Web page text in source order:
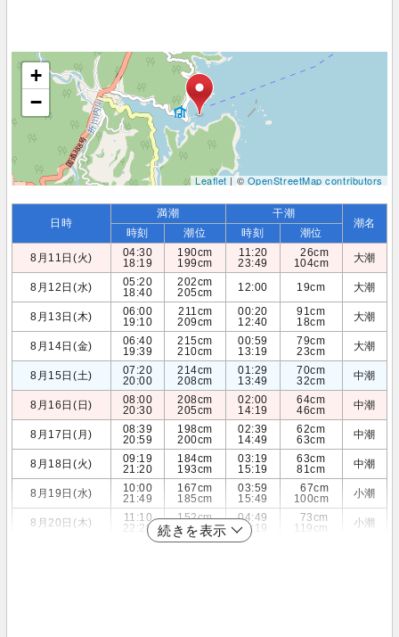
+
−
Leaflet| ©OpenStreetMap contributors
日時
満潮 干潮
潮名
時刻 潮位 時刻
潮位
8月11日(火)
04:30
18:19
190cm
199cm
11:20
23:49
26cm
104cm
大潮
8月12日(水)
05:20
18:40
202cm
205cm
12:00 19cm 大潮
8月13日(木)
06:00
19:10
211cm
209cm
00:20
12:40
91cm
18cm
大潮
8月14日(金)
06:40
19:39
215cm
210cm
00:59
13:19
79cm
23cm
大潮
8月15日(土)
07:20
20:00
214cm
208cm
01:29
13:49
70cm
32cm
中潮
8月16日(日)
08:00
20:30
208cm
205cm
02:00
14:19
64cm
46cm
中潮
8月17日(月)
08:39
20:59
198cm
200cm
02:39
14:49
62cm
63cm
中潮
8月18日(火)
09:19
21:20
184cm
193cm
03:19
15:19
63cm
81cm
中潮
8月19日(水)
10:00
21:49
167cm
185cm
03:59
15:49
67cm
100cm
小潮
8月20日(木)
11:10
22:20
152cm
176cm
04:49
16:19
73cm
119cm
小潮
続きを表示